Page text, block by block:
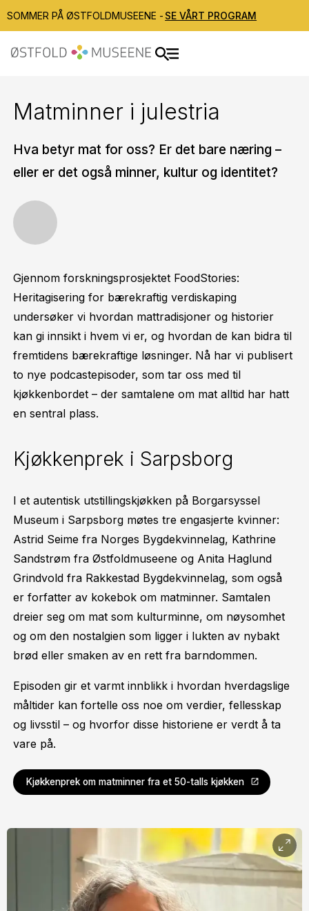
SOMMER PÅ ØSTFOLDMUSEENE - SE VÅRT PROGRAM
Matminner i julestria
Hva betyr mat for oss? Er det bare næring –
eller er det også minner, kultur og identitet?
Gjennom forskningsprosjektet FoodStories:
Heritagisering for bærekraftig verdiskaping
undersøker vi hvordan mattradisjoner og historier
kan gi innsikt i hvem vi er, og hvordan de kan bidra til
fremtidens bærekraftige løsninger. Nå har vi publisert
to nye podcastepisoder, som tar oss med til
kjøkkenbordet – der samtalene om mat alltid har hatt
en sentral plass.
Kjøkkenprek i Sarpsborg
I et autentisk utstillingskjøkken på Borgarsyssel
Museum i Sarpsborg møtes tre engasjerte kvinner:
Astrid Seime fra Norges Bygdekvinnelag, Kathrine
Sandstrøm fra Østfoldmuseene og Anita Haglund
Grindvold fra Rakkestad Bygdekvinnelag, som også
er forfatter av kokebok om matminner. Samtalen
dreier seg om mat som kulturminne, om nøysomhet
og om den nostalgien som ligger i lukten av nybakt
brød eller smaken av en rett fra barndommen.
Episoden gir et varmt innblikk i hvordan hverdagslige
måltider kan fortelle oss noe om verdier, fellesskap
og livsstil – og hvorfor disse historiene er verdt å ta
vare på.
Kjøkkenprek om matminner fra et 50-talls kjøkken